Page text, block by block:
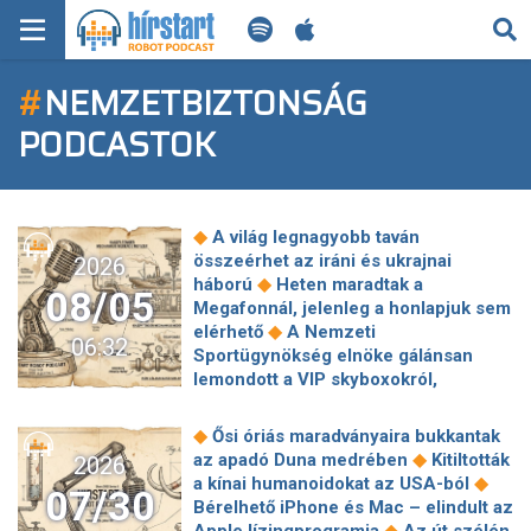
KERESÉS
KEZDŐLAP
FRISS HÍREK
FILM-ZENE-SZÓRAKOZÁS
PLAYLIST
MI AZ A ROBOT PODCAST?
#NEMZETBIZTONSÁG
PODCASTOK
2026
08/05
06:32
◆ A világ legnagyobb taván
összeérhet az iráni és ukrajnai
háború ◆ Heten maradtak a
Megafonnál, jelenleg a honlapjuk sem
elérhető ◆ A Nemzeti
Sportügynökség elnöke gálánsan
lemondott a VIP skyboxokról,
alig ismert sziget csodás stranddal,
turisták nélkül ◆ Európa határozottan
átment a teszten – mondta az EU-
biztos a 75 áldozattal járó ceutai
rohamról ◆ Meghalt Gulyás János, az
2026
07/30
◆ Ősi óriás maradványaira bukkantak
az apadó Duna medrében ◆ Kitiltották
a kínai humanoidokat az USA-ból ◆
Bérelhető iPhone és Mac – elindult az